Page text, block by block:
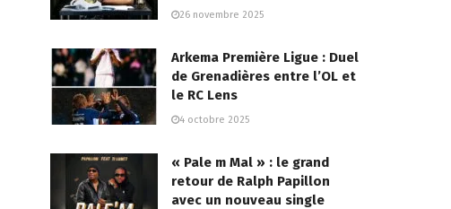
26 novembre 2025
Arkema Première Ligue : Duel
de Grenadières entre l’OL et
le RC Lens
4 octobre 2025
« Pale m Mal » : le grand
retour de Ralph Papillon
avec un nouveau single